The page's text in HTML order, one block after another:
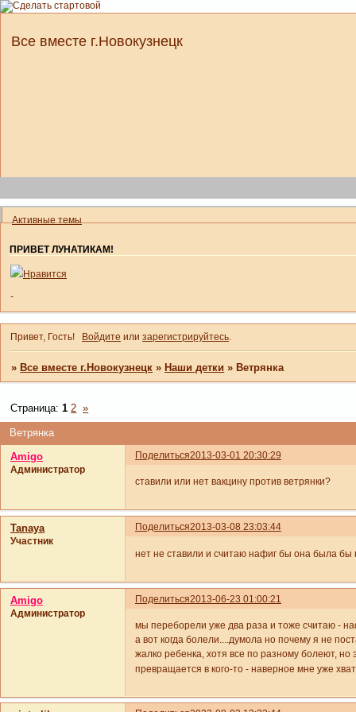
Все вместе г.Новокузнецк
Активные темы
ПРИВЕТ ЛУНАТИКАМ!
Нравится
-
Привет, Гость! Войдите или зарегистрируйтесь.
»Все вместе г.Новокузнецк »Наши детки »Ветрянка
Ветрянка
Страница:1 2 »
Поделиться2013-03-01 20:30:29
Amigo
Администратор
ставили или нет вакцину против ветрянки?
Поделиться2013-03-08 23:03:44
Tanaya
Участник
нет не ставили и считаю нафиг бы она была
Поделиться2013-06-23 01:00:21
Amigo
Администратор
мы переборели уже два раза и тоже считаю -
а вот когда болели....думола но почему я не
жалко ребенка, хотя все по разному болеют,
превращается в кого-то - наверное мне уже